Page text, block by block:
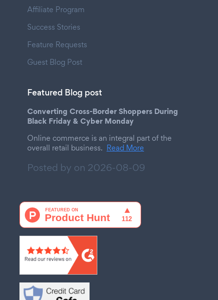
Affiliate Program
Success Stories
Feature Requests
Guest Blog Post
Featured Blog post
Converting Cross-Border Shoppers During
Black Friday & Cyber Monday
Online commerce is an integral part of the
overall retail business. Read More
Posted by on 2026-08-09